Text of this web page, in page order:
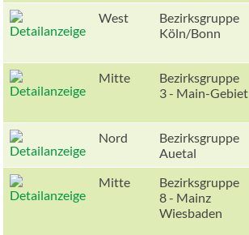
West
Bezirksgruppe
Köln/Bonn
Mitte
Bezirksgruppe
3 - Main-Gebiet
Nord
Bezirksgruppe
Auetal
Mitte
Bezirksgruppe
8 - Mainz
Wiesbaden